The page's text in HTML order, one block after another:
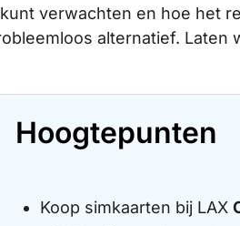
verwachten en hoe het
alternatief. Laten
Hoogtepunten
Koop simkaarten bij LAX